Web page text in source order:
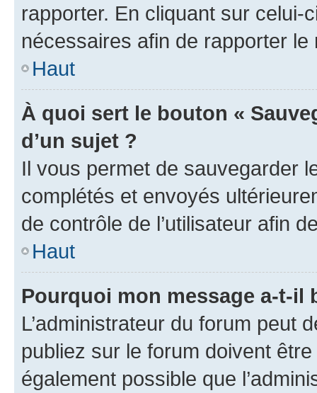
rapporter. En cliquant sur
nécessaires afin de rapporter le
Haut
À quoi sert le bouton «
d’un sujet ?
Il vous permet de sauvegarder
complétés et envoyés
de contrôle de l’utilisateur afin
Haut
Pourquoi mon message a-t-il
L’administrateur du forum peut
publiez sur le forum doivent
également possible que